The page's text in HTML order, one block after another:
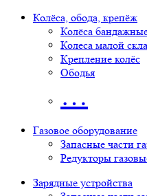
Колёса, обода, крепёж
Колёса
Колеса малой
Крепление колёс
Ободья
…
Газовое оборудование
Запасные части
Редукторы
Зарядные устройства